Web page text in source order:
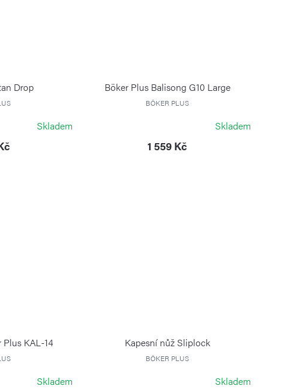
Drop
Skladem
Böker Plus Balisong G10 Large
BÖKER PLUS
Skladem
1 559 Kč
KAL-14
Skladem
Kapesní nůž Sliplock
BÖKER PLUS
Skladem